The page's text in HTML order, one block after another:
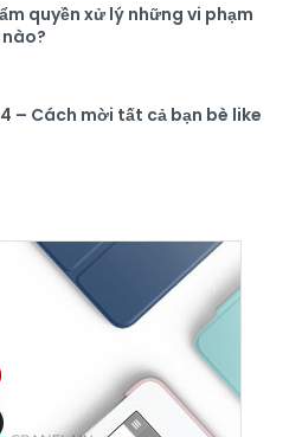
quyền xử lý những vi phạm
– Cách mời tất cả bạn bè like